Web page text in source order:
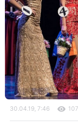
30.04.19, 7:46